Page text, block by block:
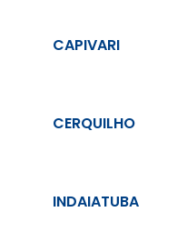
CAPIVARI
CERQUILHO
INDAIATUBA